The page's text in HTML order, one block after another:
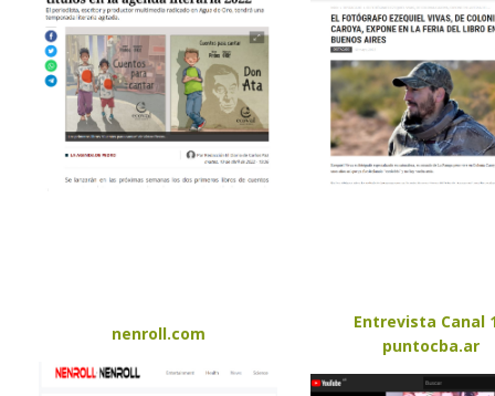
nenroll.com
Entrevista Canal
puntocba.ar